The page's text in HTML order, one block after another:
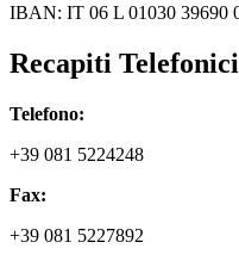
IBAN: IT 06 L 01030 39690
Recapiti Telefonici
Telefono:
+39 081 5224248
Fax:
+39 081 5227892